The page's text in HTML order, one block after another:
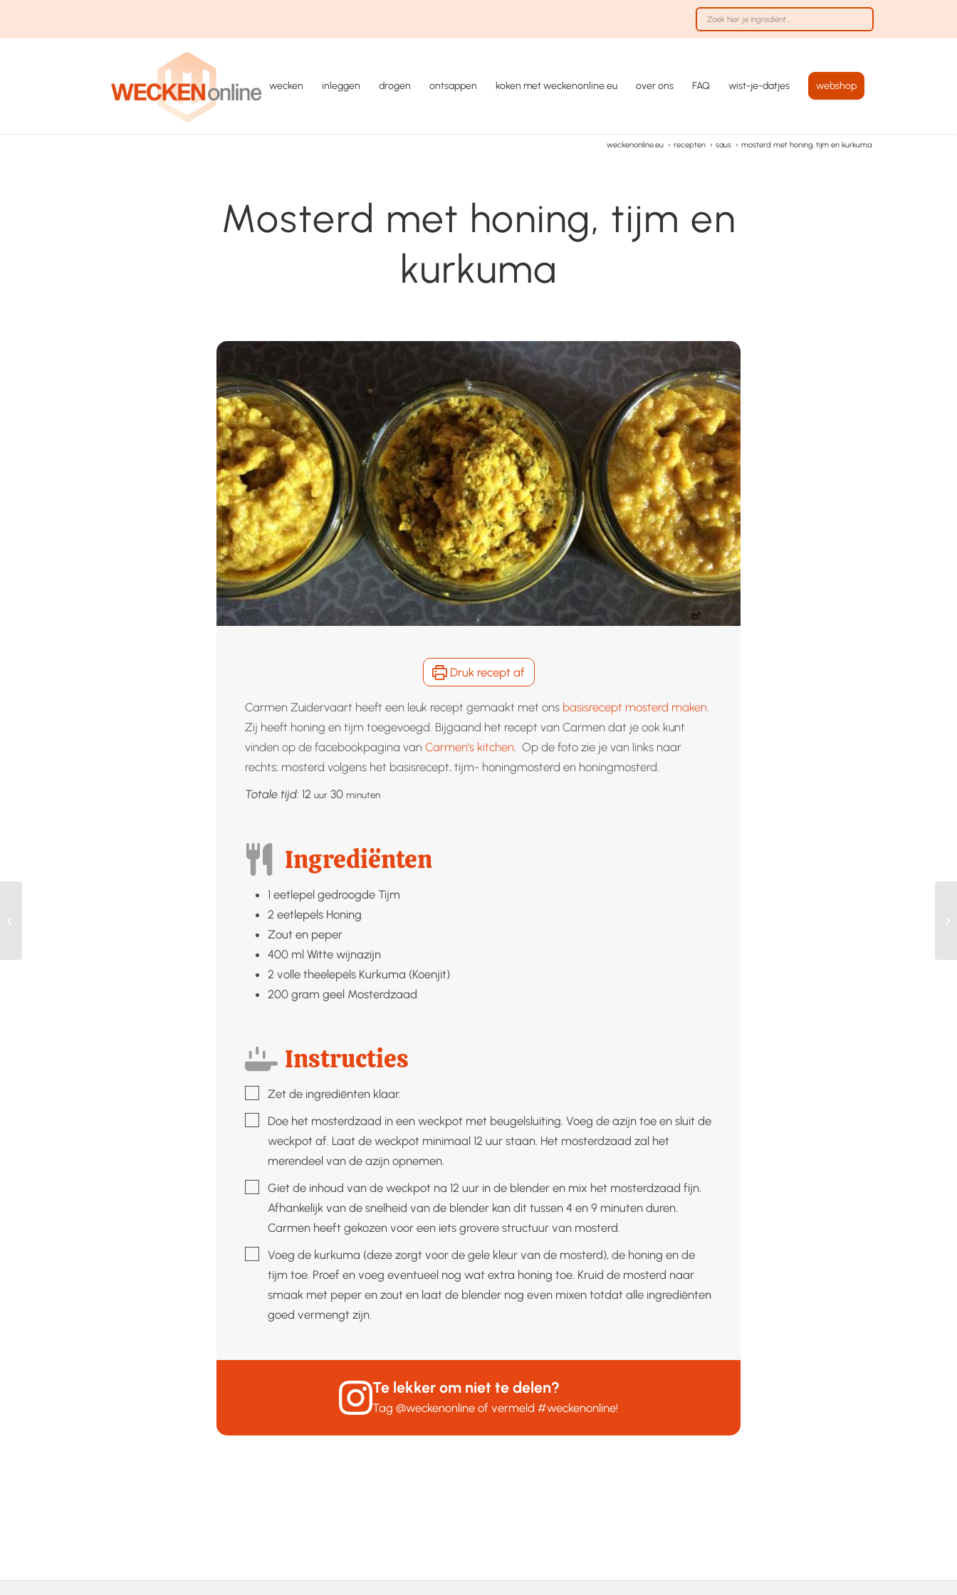
wecken inleggen drogen ontsappen koken met weckenonline.eu over ons FAQ wist-je-datjes webshop
weckenonline.eu › recepten › saus › mosterd met honing, tijm en kurkuma
Mosterd met honing, tijm en
kurkuma
Druk recept af
Carmen Zuidervaart heeft een leuk recept gemaakt met ons basisrecept mosterd maken.
Zij heeft honing en tijm toegevoegd. Bijgaand het recept van Carmen dat je ook kunt
vinden op de facebookpagina van Carmen's kitchen. Op de foto zie je van links naar
rechts; mosterd volgens het basisrecept, tijm- honingmosterd en honingmosterd.
Totale tijd: 12 uur
uur 30minuten
minuten
Ingrediënten
1 eetlepel gedroogde Tijm
2 eetlepels Honing
Zout en peper
400 ml Witte wijnazijn
2 volle theelepels Kurkuma (Koenjit)
200 gram geel Mosterdzaad
Instructies
▢
Zet de ingrediënten klaar.
▢Doe het mosterdzaad in een weckpot met beugelsluiting. Voeg de azijn toe en sluit de
weckpot af. Laat de weckpot minimaal 12 uur staan. Het mosterdzaad zal het
merendeel van de azijn opnemen.
▢
Giet de inhoud van de weckpot na 12 uur in de blender en mix het mosterdzaad fijn.
Afhankelijk van de snelheid van de blender kan dit tussen 4 en 9 minuten duren.
Carmen heeft gekozen voor een iets grovere structuur van mosterd.
▢Voeg de kurkuma (deze zorgt voor de gele kleur van de mosterd), de honing en de
tijm toe. Proef en voeg eventueel nog wat extra honing toe. Kruid de mosterd naar
smaak met peper en zout en laat de blender nog even mixen totdat alle ingrediënten
goed vermengt zijn.
Te lekker om niet te delen?
Tag@weckenonline of vermeld#weckenonline!